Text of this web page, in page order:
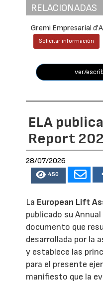
RELACIONADAS
Gremi Empresarial
Solicitar información
ver/
ELA
Report
28/07/2026
450
La European Lift
publicado su
documento que
desarrollada por la
y establece las
para el presente
manifiesto que la